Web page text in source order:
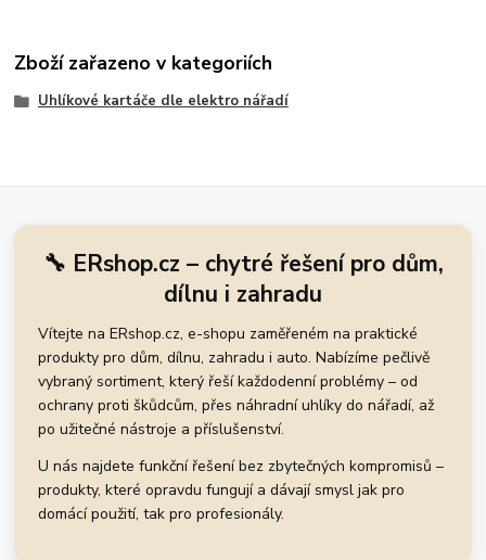
Zboží zařazeno v kategoriích
Uhlíkové kartáče dle elektro nářadí
🔧 ERshop.cz – chytré řešení pro dům,
dílnu i zahradu
Vítejte na ERshop.cz, e-shopu zaměřeném na praktické
produkty pro dům, dílnu, zahradu i auto. Nabízíme pečlivě
vybraný sortiment, který řeší každodenní problémy – od
ochrany proti škůdcům, přes náhradní uhlíky do nářadí, až
po užitečné nástroje a příslušenství.
U nás najdete funkční řešení bez zbytečných kompromisů –
produkty, které opravdu fungují a dávají smysl jak pro
domácí použití, tak pro profesionály.